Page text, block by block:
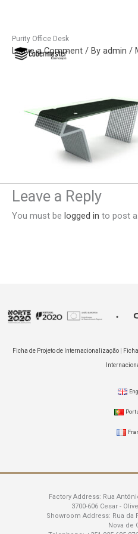
SkipPurity Office Desk
Leave a Comment / By admin /
Leave a Reply
You must be logged in to post
Ficha de Projeto de Internacionalização
Factory Address: Rua
3700-606 Cesar -
Showroom Address: Rua da
Nova de